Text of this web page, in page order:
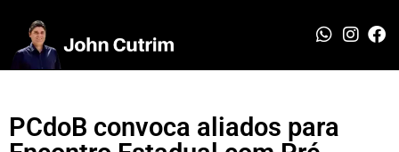
PCdoB convoca aliados para